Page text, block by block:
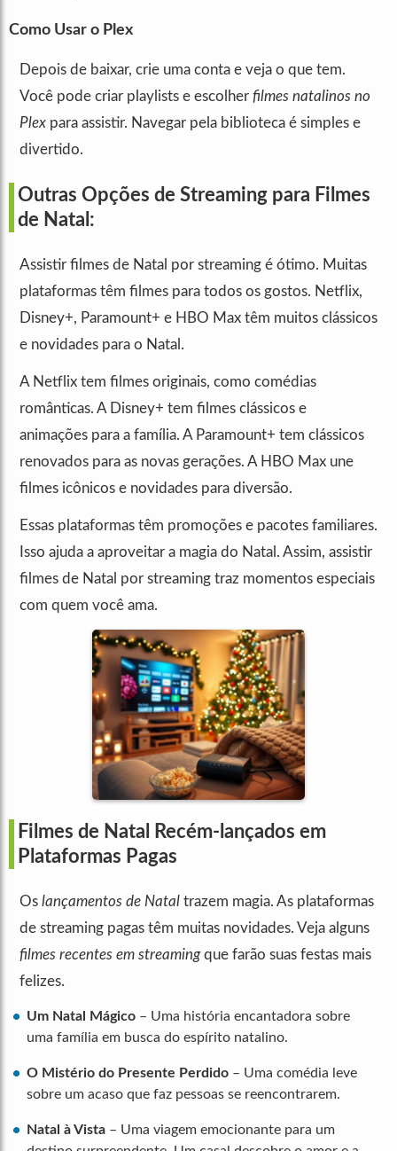
Como Usar o Plex
Depois de baixar, crie uma conta e veja o que tem.
Você pode criar playlists e escolher filmes natalinos no
Plex para assistir. Navegar pela biblioteca é simples e
divertido.
Outras Opções de Streaming para Filmes
de Natal:
Assistir filmes de Natal por streaming é ótimo. Muitas
plataformas têm filmes para todos os gostos. Netflix,
Disney+, Paramount+ e HBO Max têm muitos clássicos
e novidades para o Natal.
A Netflix tem filmes originais, como comédias
românticas. A Disney+ tem filmes clássicos e
animações para a família. A Paramount+ tem clássicos
renovados para as novas gerações. A HBO Max une
filmes icônicos e novidades para diversão.
Essas plataformas têm promoções e pacotes familiares.
Isso ajuda a aproveitar a magia do Natal. Assim, assistir
filmes de Natal por streaming traz momentos especiais
com quem você ama.
Filmes de Natal Recém-lançados em
Plataformas Pagas
Os lançamentos de Natal trazem magia. As plataformas
de streaming pagas têm muitas novidades. Veja alguns
filmes recentes em streamingque farão suas festas mais
felizes.
Um Natal Mágico – Uma história encantadora sobre
uma família em busca do espírito natalino.
O Mistério do Presente Perdido – Uma comédia leve
sobre um acaso que faz pessoas se reencontrarem.
Natal à Vista – Uma viagem emocionante para um